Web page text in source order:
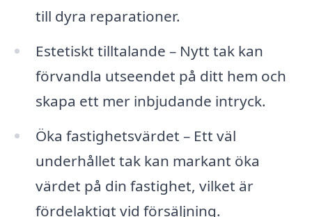
till dyra reparationer.
Estetiskt tilltalande – Nytt tak kan
förvandla utseendet på ditt hem och
skapa ett mer inbjudande intryck.
Öka fastighetsvärdet – Ett väl
underhållet tak kan markant öka
värdet på din fastighet, vilket är
fördelaktigt vid försäljning.